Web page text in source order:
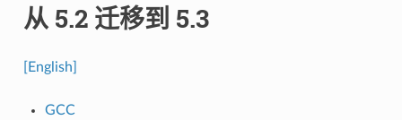
从 5.2 迁移到 5.3
[English]
GCC